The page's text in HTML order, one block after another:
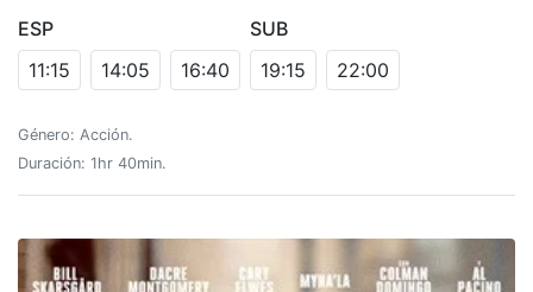
ESP
11:15
14:05 16:40
SUB
19:15
22:00
Género: Acción.
Duración: 1hr 40min.